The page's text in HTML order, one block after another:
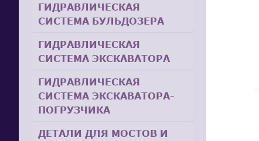
ГИДРАВЛИЧЕСКАЯ
СИСТЕМА БУЛЬДОЗЕРА
ГИДРАВЛИЧЕСКАЯ
СИСТЕМА ЭКСКАВАТОРА
ГИДРАВЛИЧЕСКАЯ
СИСТЕМА ЭКСКАВАТОРА-
ПОГРУЗЧИКА
ДЕТАЛИ ДЛЯ МОСТОВ И